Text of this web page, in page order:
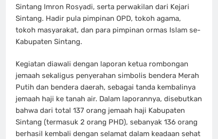
Sintang Imron Rosyadi, serta perwakilan dari Kejari
Sintang. Hadir pula pimpinan OPD, tokoh agama,
tokoh masyarakat, dan para pimpinan ormas Islam se-
Kabupaten Sintang.
Kegiatan diawali dengan laporan ketua rombongan
jemaah sekaligus penyerahan simbolis bendera Merah
Putih dan bendera daerah, sebagai tanda kembalinya
jemaah haji ke tanah air. Dalam laporannya, disebutkan
bahwa dari total 137 orang jemaah haji Kabupaten
Sintang (termasuk 2 orang PHD), sebanyak 136 orang
berhasil kembali dengan selamat dalam keadaan sehat